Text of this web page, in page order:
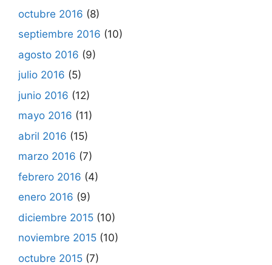
octubre 2016 (8)
septiembre 2016 (10)
agosto 2016 (9)
julio 2016 (5)
junio 2016 (12)
mayo 2016 (11)
abril 2016 (15)
marzo 2016 (7)
febrero 2016 (4)
enero 2016 (9)
diciembre 2015 (10)
noviembre 2015 (10)
octubre 2015 (7)